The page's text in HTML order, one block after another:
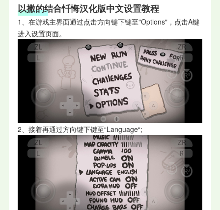
以撒的结合忏悔汉化版中文设置教程
1、在游戏主界面通过点击方向键下键至"Options"，点击A键
进入设置页面。
2、接着再通过方向键下键至“Language“;